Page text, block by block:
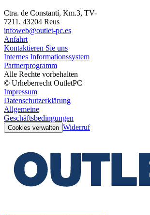
Ctra. de Constantí, Km.3, TV-
7211, 43204 Reus
infoweb@outlet-pc.es
Anfahrt
Kontaktieren Sie uns
Internes Informationssystem
Partnerprogramm
Alle Rechte vorbehalten
© Urheberrecht OutletPC
Impressum
Datenschutzerklärung
Allgemeine
Geschäftsbedingungen
Cookies verwalten Widerruf